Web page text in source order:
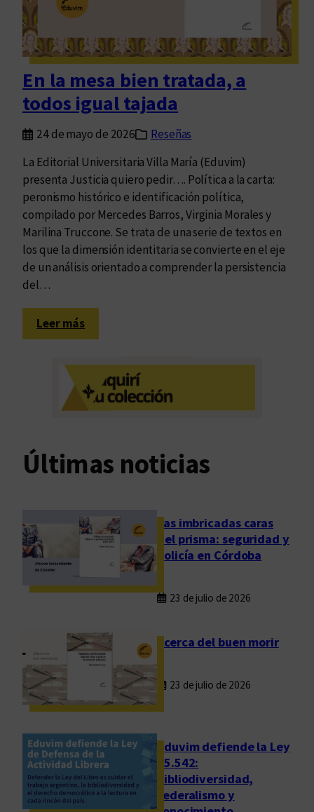
En la mesa bien tratada, a
todos igual tajada
24 de mayo de 2026
Reseñas
La Editorial Universitaria Villa María (Eduvim)
presenta Justicia quiero pedir…. Política a la carta:
peronismo histórico e identificación política,
compilado por Mercedes Barros, Virginia Morales y
Marilina Truccone. Se trata de una serie de textos en
los que la dimensión identitaria se convierte en el eje
de un análisis orientado a comprender la persistencia
del…
Leer más:
E
a
m
a
e
n
a
d
a
t
d
o
s
i
Últimas noticias
Las imbricadas caras
del prisma: seguridad y
policía en Córdoba
23 de julio de 2026
Acerca del buen morir
23 de julio de 2026
Eduvim defiende la Ley
25.542:
bibliodiversidad,
federalismo y